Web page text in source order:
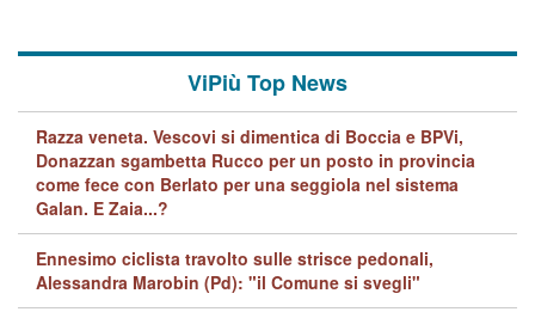
ViPiù Top News
Razza veneta. Vescovi si dimentica di Boccia e BPVi,
Donazzan sgambetta Rucco per un posto in provincia
come fece con Berlato per una seggiola nel sistema
Galan. E Zaia...?
Ennesimo ciclista travolto sulle strisce pedonali,
Alessandra Marobin (Pd): "il Comune si svegli"